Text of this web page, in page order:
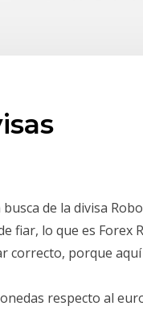
de la divisa
fiar, lo que es Forex
correcto, porque aquí
respecto al